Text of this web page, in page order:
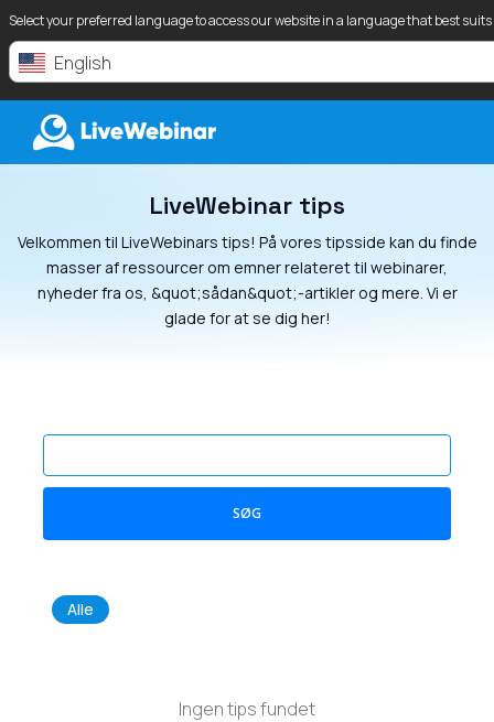
Select your preferred language to access our website in a language that best
English
LIVEWEBINAR.COMLiveWebinar tips
Velkommen til LiveWebinars tips! På vores tipsside kan du finde
masser af ressourcer om emner relateret til webinarer,
nyheder fra os, &quot;sådan&quot;-artikler og mere. Vi er
glade for at se dig her!
SØG
Alle
Ingen tips fundet